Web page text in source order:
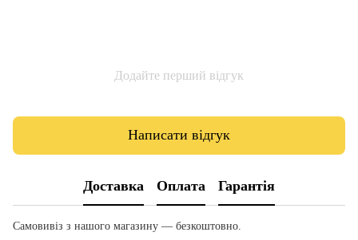
Додайте перший відгук
Написати відгук
Доставка Оплата Гарантія
Самовивіз з нашого магазину — безкоштовно.